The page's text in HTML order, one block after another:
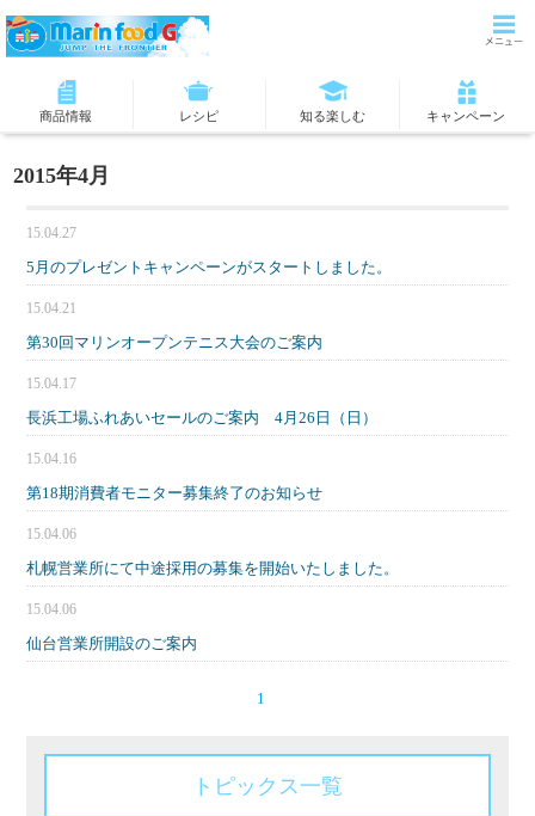
商品情報 レシピ 知る楽しむ キャンペーン
2015年4月
15.04.27
5月のプレゼントキャンペーンがスタートしました。
15.04.21
第30回マリンオープンテニス大会のご案内
15.04.17
長浜工場ふれあいセールのご案内 4月26日（日）
15.04.16
第18期消費者モニター募集終了のお知らせ
15.04.06
札幌営業所にて中途採用の募集を開始いたしました。
15.04.06
仙台営業所開設のご案内
1
トピックス一覧